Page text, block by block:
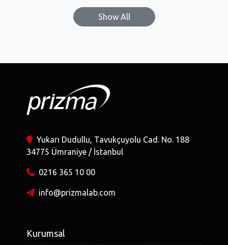
Show All
Yukarı Dudullu, Tavukçuyolu Cad. No. 188
34775 Ümraniye / İstanbul
0216 365 10 00
info@prizmalab.com
Kurumsal